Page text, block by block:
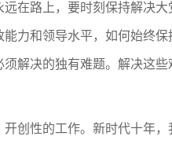
在路上，要时刻保持解决
力和领导水平，如何始终
解决的独有难题。解决这
创性的工作。新时代十年